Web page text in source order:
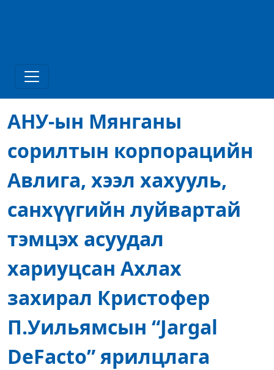
АНУ-ын Мянганы
сорилтын корпорацийн
Авлига, хээл хахууль,
санхүүгийн луйвартай
тэмцэх асуудал
хариуцсан Ахлах
захирал Кристофер
П.Уильямсын “Jargal
DeFacto” ярилцлага